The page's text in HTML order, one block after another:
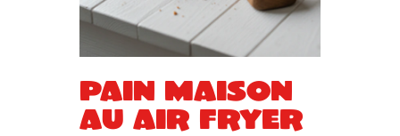
Pain maison
au air fryer